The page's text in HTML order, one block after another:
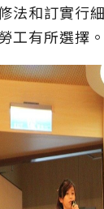
法和訂實行
工有所選擇。